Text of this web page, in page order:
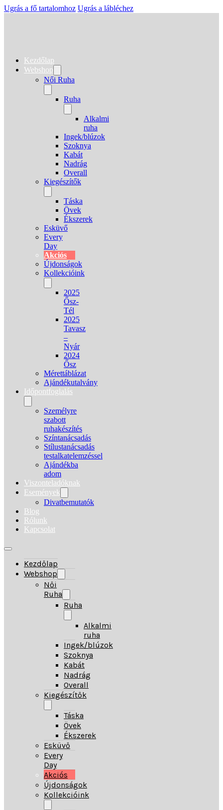
Ugrás a fő tartalomhoz Ugrás a lábléchez
Kezdőlap
Webshop
Női Ruha
Ruha
Alkalmi
ruha
Ingek/blúzok
Szoknya
Kabát
Nadrág
Overall
Kiegészítők
Táska
Övek
Ékszerek
Esküvő
Every
Day
Akciós
Újdonságok
Kollekcióink
2025
Ősz-
Tél
2025
Tavasz
–
Nyár
2024
Ősz
Mérettáblázat
Ajándékutalvány
Időpontfoglalás
Személyre
szabott
ruhakészítés
Színtanácsadás
Stílustanácsadás
testalkatelemzéssel
Ajándékba
adom
Viszonteladóknak
Események
Divatbemutatók
Blog
Rólunk
Kapcsolat
Kezdőlap
Webshop
Női
Ruha
Ruha
Alkalmi
ruha
Ingek/blúzok
Szoknya
Kabát
Nadrág
Overall
Kiegészítők
Táska
Övek
Ékszerek
Esküvő
Every
Day
Akciós
Újdonságok
Kollekcióink